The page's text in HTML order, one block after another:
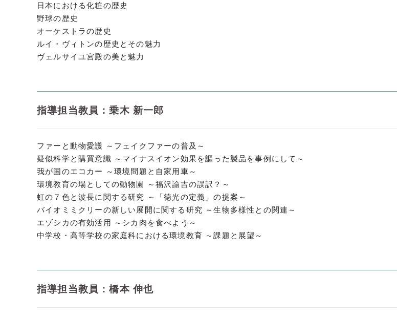
日本における化粧の歴史
野球の歴史
オーケストラの歴史
ルイ・ヴィトンの歴史とその魅力
ヴェルサイユ宮殿の美と魅力
指導担当教員：乗木 新一郎
ファーと動物愛護 ～フェイクファーの普及～
疑似科学と購買意識 ～マイナスイオン効果を謳った製品を事例にして～
我が国のエコカー ～環境問題と自家用車～
環境教育の場としての動物園 ～福沢諭吉の誤訳？～
虹の７色と波長に関する研究 ～「徳光の定義」の提案～
バイオミミクリーの新しい展開に関する研究 ～生物多様性との関連～
エゾシカの有効活用 ～シカ肉を食べよう～
中学校・高等学校の家庭科における環境教育 ～課題と展望～
指導担当教員：橋本 伸也